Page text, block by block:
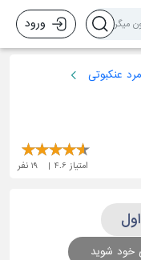
ورود
عنکبوتی
امتیاز 4.6
19 نفر
خود شوید